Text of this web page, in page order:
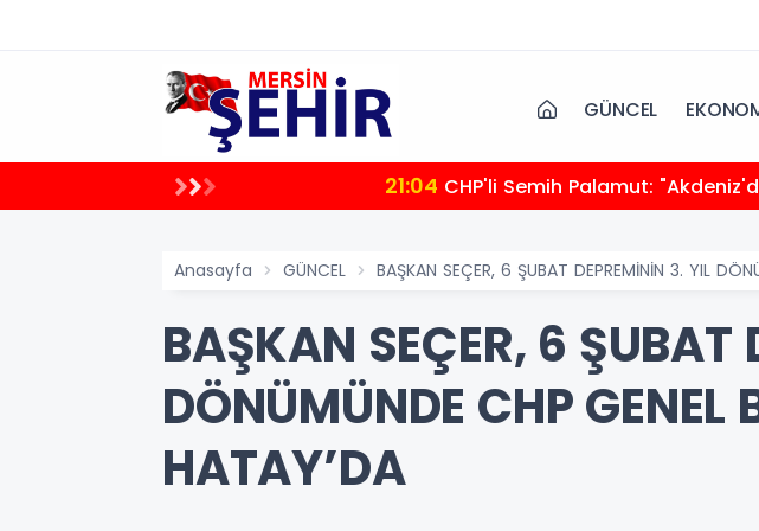
GÜNCEL
21:04
Anasayfa GÜNCEL BAŞKAN SEÇER, 6 ŞUBAT DEPREMİNİN 3. YIL
BAŞKAN SEÇER, 6 ŞUBAT
DÖNÜMÜNDE CHP GENEL
HATAY’DA